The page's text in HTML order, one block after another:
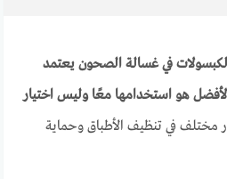
في غسالة الصحون يعتمد
هو استخدامها معًا وليس اختيار
مختلف في تنظيف الأطباق وحماية